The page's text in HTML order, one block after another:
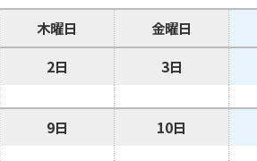
木曜日 金曜日
2日 3日
9日 10日